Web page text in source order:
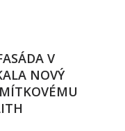
V
NOVÝ